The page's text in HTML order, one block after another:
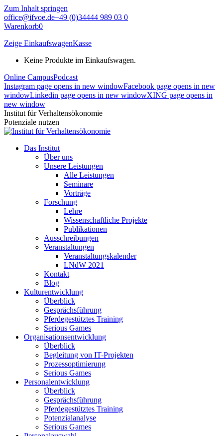
Zum Inhalt springen
office@ifvoe.de+49 (0)34444 989 03 0
Warenkorb0
Zeige EinkaufswagenKasse
Keine Produkte im Einkaufswagen.
Online CampusPodcast
Instagram page opens in new windowFacebook page opens in new
windowLinkedin page opens in new windowXING page opens in
new window
Institut für Verhaltensökonomie
Potenziale nutzen
Das Institut
Über uns
Unsere Leistungen
Alle Leistungen
Seminare
Vorträge
Forschung
Lehre
Wissenschaftliche Projekte
Publikationen
Ausschreibungen
Veranstaltungen
Veranstaltungskalender
LNdW 2021
Kontakt
Blog
Kulturentwicklung
Überblick
Gesprächsführung
Pferdegestütztes Training
Serious Games
Organisationsentwicklung
Überblick
Begleitung von IT-Projekten
Prozessoptimierung
Serious Games
Personalentwicklung
Überblick
Gesprächsführung
Pferdegestütztes Training
Potenzialanalyse
Serious Games